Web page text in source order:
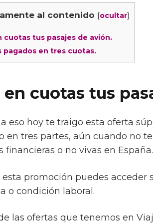
al contenido [ocultar]
cuotas tus pasajes de avión.
pagados en tres cuotas.
en cuotas tus
a eso hoy te traigo esta oferta
en tres partes, aún cuando no
financieras o no vivas en España.
esta promoción puedes acceder
o condición laboral.
las ofertas que tenemos en